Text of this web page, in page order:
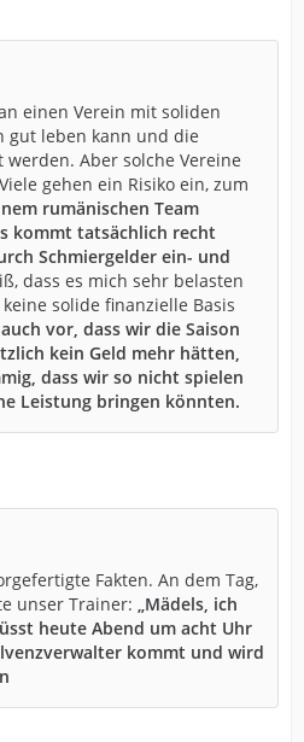
einen Verein mit soliden
gut leben kann und die
Aber solche Vereine
gehen ein Risiko ein, zum
rumänischen Team
kommt tatsächlich recht
Schmiergelder ein- und
dass es mich sehr belasten
solide finanzielle Basis
vor, dass wir die Saison
kein Geld mehr hätten,
dass wir so nicht spielen
Leistung bringen könnten.
Fakten. An dem Tag,
unser Trainer:
„Mädels, ich
heute Abend um acht Uhr
kommt und wird